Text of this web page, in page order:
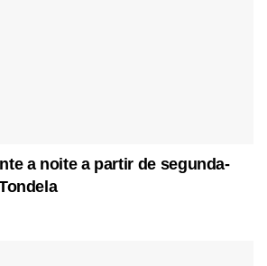
a noite a partir de segunda-